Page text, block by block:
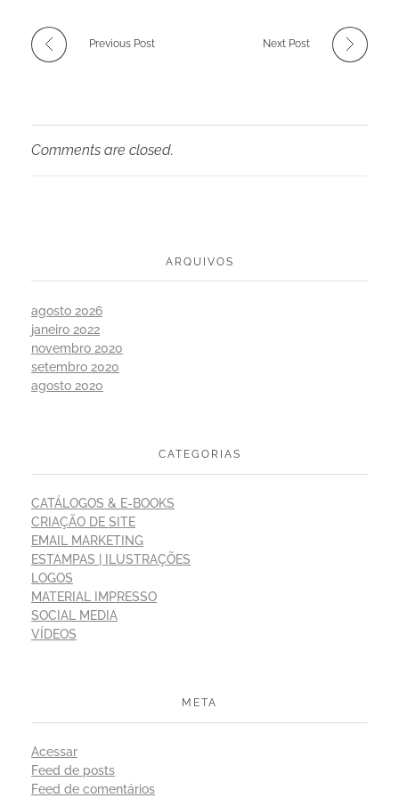
Previous Post Next Post
Comments are closed.
ARQUIVOS
agosto 2026
janeiro 2022
novembro 2020
setembro 2020
agosto 2020
CATEGORIAS
CATÁLOGOS & E-BOOKS
CRIAÇÃO DE SITE
EMAIL MARKETING
ESTAMPAS | ILUSTRAÇÕES
LOGOS
MATERIAL IMPRESSO
SOCIAL MEDIA
VÍDEOS
META
Acessar
Feed de posts
Feed de comentários